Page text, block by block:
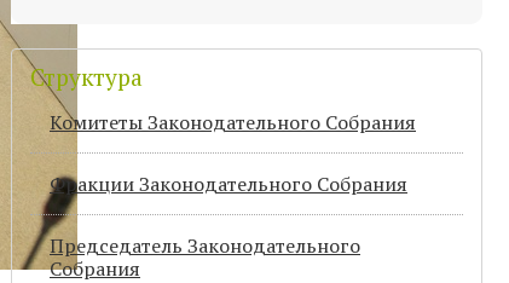
Структура
Комитеты Законодательного Собрания
Фракции Законодательного Собрания
Председатель Законодательного
Cобрания